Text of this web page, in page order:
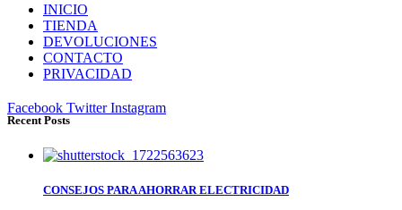
INICIO
TIENDA
DEVOLUCIONES
CONTACTO
PRIVACIDAD
Facebook Twitter Instagram
Recent Posts
CONSEJOS PARA AHORRAR ELECTRICIDAD